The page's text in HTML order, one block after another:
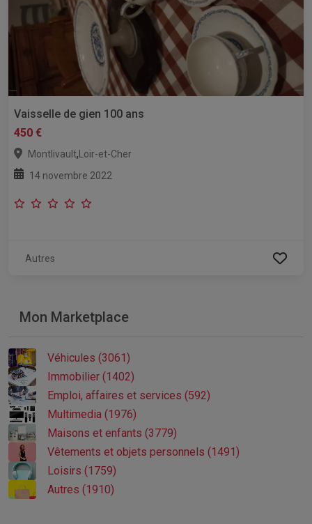
Vaisselle de gien 100 ans
450 €
Montlivault,Loir-et-Cher
14 novembre 2022
Autres
Mon Marketplace
Véhicules (3061)
Immobilier (1402)
Emploi, affaires et services (592)
Multimedia (1976)
Maisons et enfants (3779)
Vêtements et objets personnels (1491)
Loisirs (1759)
Autres (1910)